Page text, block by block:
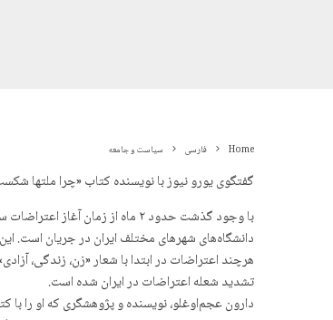
Home فارسی سیاست و جامعه
گفتگوی یورو نیوز با نویسنده کتاب «چرا ملتها
دانشگاه‌های شهرهای مختلف ایران در جریان است.
هرچند اعتراضات در ابتدا با شعار «زن، زندگی،
تشدید شعله اعتراضات در ایران شده است.
دارون عجم‌اوغلو، نویسنده و پژوهشگری که او